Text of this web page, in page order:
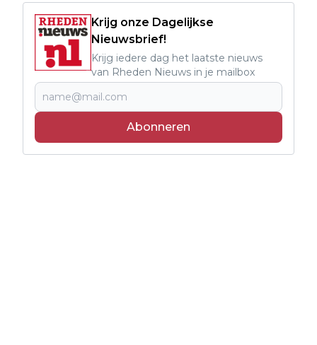
Krijg onze Dagelijkse
Nieuwsbrief!
Krijg iedere dag het laatste nieuws
van Rheden Nieuws in je mailbox
Abonneren